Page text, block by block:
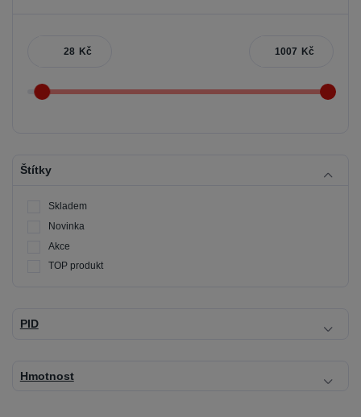
Kč Kč
Štítky
Skladem
Novinka
Akce
TOP produkt
PID
Hmotnost